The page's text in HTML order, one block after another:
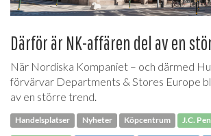
Därför är NK-affären del av en
När Nordiska Kompaniet – och därmed
förvärvar Departments & Stores Europe
av en större trend.
Handelsplatser Nyheter Köpcentrum J.C.